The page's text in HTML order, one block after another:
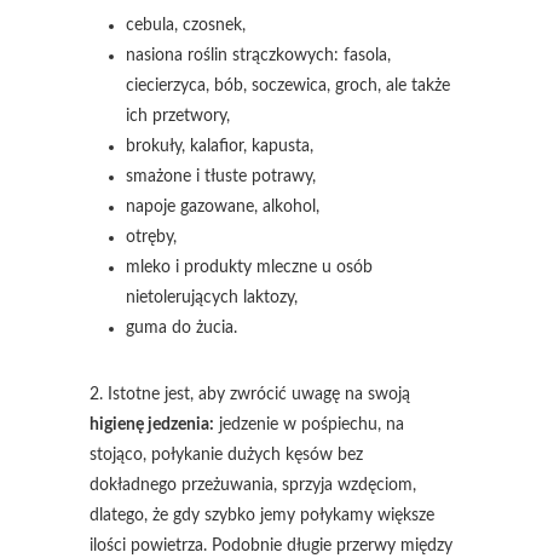
cebula, czosnek,
nasiona roślin strączkowych: fasola,
ciecierzyca, bób, soczewica, groch, ale także
ich przetwory,
brokuły, kalafior, kapusta,
smażone i tłuste potrawy,
napoje gazowane, alkohol,
otręby,
mleko i produkty mleczne u osób
nietolerujących laktozy,
guma do żucia.
2. Istotne jest, aby zwrócić uwagę na swoją
higienę jedzenia: jedzenie w pośpiechu, na
stojąco, połykanie dużych kęsów bez
dokładnego przeżuwania, sprzyja wzdęciom,
dlatego, że gdy szybko jemy połykamy większe
ilości powietrza. Podobnie długie przerwy między